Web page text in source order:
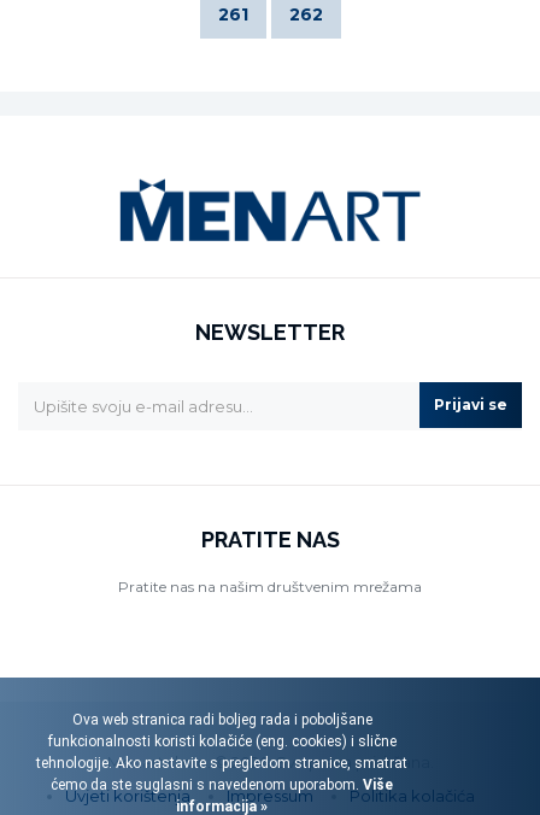
261 262
NEWSLETTER
Prijavi se
PRATITE NAS
Pratite nas na našim društvenim mrežama
Menart d.o.o. © 2026. Sva prava pridržana.
Uvjeti korištenja
Impressum Politika kolačića
Ova web stranica radi boljeg rada i poboljšane
funkcionalnosti koristi kolačiće (eng. cookies) i slične
tehnologije. Ako nastavite s pregledom stranice, smatrat
ćemo da ste suglasni s navedenom uporabom. Više
informacija »